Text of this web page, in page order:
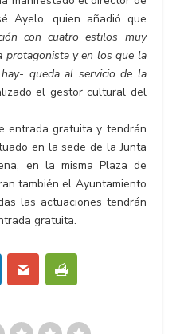
Ayelo, quien añadió que
con cuatro estilos muy
protagonista y en los que la
queda al servicio de la
el gestor cultural del
entrada gratuita y tendrán
en la sede de la Junta
en la misma Plaza de
también el Ayuntamiento
las actuaciones tendrán
gratuita.